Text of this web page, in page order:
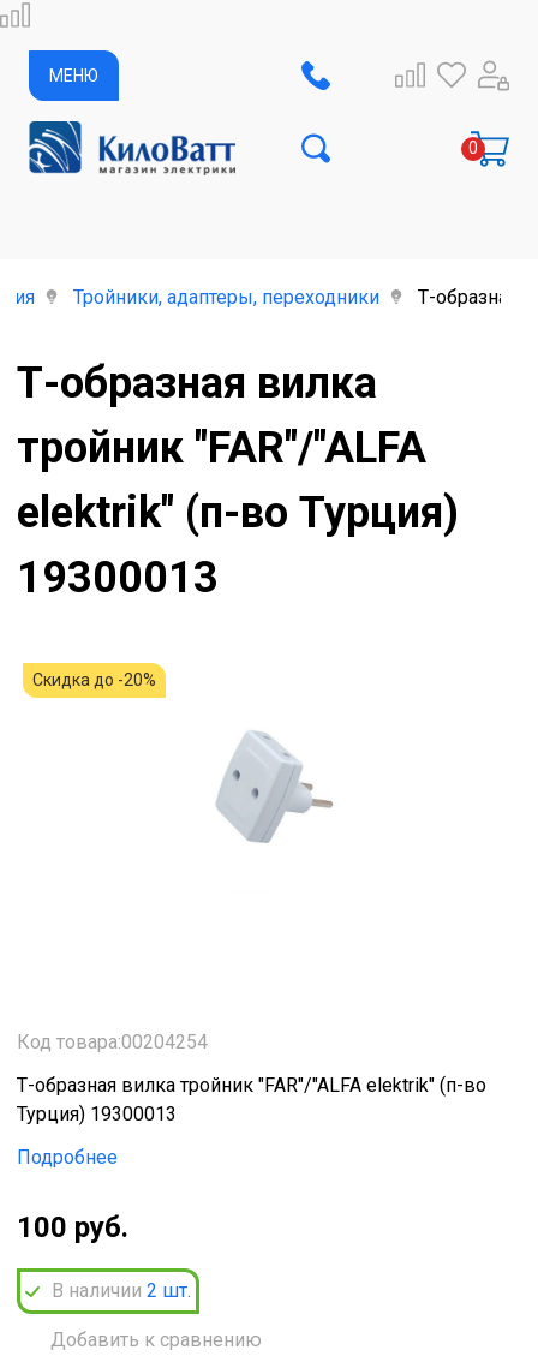
МЕНЮ
Тройники, адаптеры, переходники Т-образная
Т-образная вилка
тройник "FAR"/"ALFA
elektrik" (п-во Турция)
19300013
Скидка до -20%
Код товара:00204254
Т-образная вилка тройник "FAR"/"ALFA elektrik" (п-во
Турция) 19300013
Подробнее
100 руб.
В наличии 2 шт.
Добавить к сравнению